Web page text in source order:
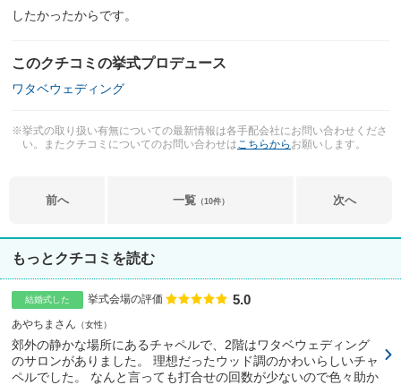
したかったからです。
このクチコミの挙式プロデュース
ワタベウェディング
※挙式の取り扱い有無についての最新情報は各手配会社にお問い合わせくださ
い。またクチコミについてのお問い合わせはこちらから お願いします。
前へ 一覧（10件） 次へ
もっとクチコミを読む
結婚式した 挙式会場の評価 点数
5.0
あやちまさん 女性
郊外の静かな場所にあるチャペルで、2階はワタベウェディング
のサロンがありました。 理想だったウッド調のかわいらしいチャ
ペルでした。 なんと言っても打合せの回数が少ないので色々助か